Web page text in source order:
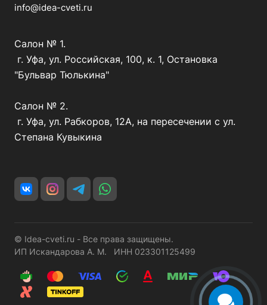
info@idea-cveti.ru
Салон № 1.
г. Уфа, ул. Российская, 100, к. 1, Остановка
"Бульвар Тюлькина"
Салон № 2.
г. Уфа, ул. Рабкоров, 12А, на пересечении с ул.
Степана Кувыкина
© Idea-cveti.ru - Все права защищены.
ИП Искандарова А. М. ИНН 023301125499